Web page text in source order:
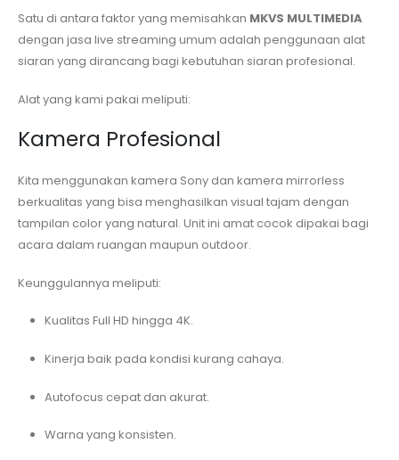
Satu di antara faktor yang memisahkan MKVS MULTIMEDIA
dengan jasa live streaming umum adalah penggunaan alat
siaran yang dirancang bagi kebutuhan siaran profesional.
Alat yang kami pakai meliputi:
Kamera Profesional
Kita menggunakan kamera Sony dan kamera mirrorless
berkualitas yang bisa menghasilkan visual tajam dengan
tampilan color yang natural. Unit ini amat cocok dipakai bagi
acara dalam ruangan maupun outdoor.
Keunggulannya meliputi:
Kualitas Full HD hingga 4K.
Kinerja baik pada kondisi kurang cahaya.
Autofocus cepat dan akurat.
Warna yang konsisten.